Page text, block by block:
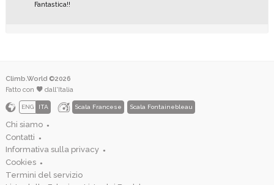
Fantastica!!
Climb.World ©2026
Fatto con
dall'Italia
ENG ITA Scala Francese Scala Fontainebleau
Chi siamo ●
Contatti ●
Informativa sulla privacy ●
Cookies ●
Termini del servizio